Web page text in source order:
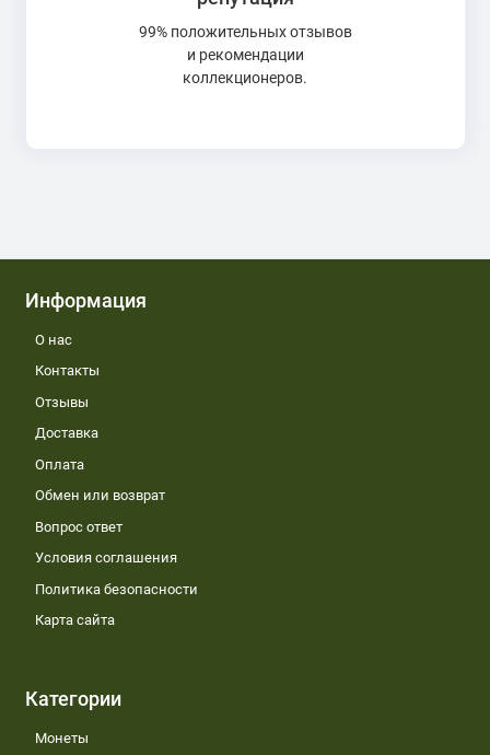
99% положительных отзывов
и рекомендации
коллекционеров.
Информация
О нас
Контакты
Отзывы
Доставка
Оплата
Обмен или возврат
Вопрос ответ
Условия соглашения
Политика безопасности
Карта сайта
Категории
Монеты